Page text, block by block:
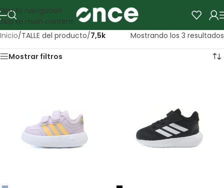
Skip to navigation
Skip to main content
Inicio/TALLE del producto/7,5k Mostrando los 3 resultados
Mostrar filtros